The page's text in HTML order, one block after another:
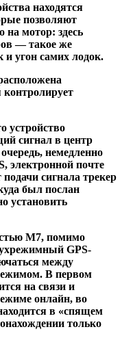
находятся
позволяют
на мотор: здесь
— такое же
и угон самих лодок.
контролирует
устройство
сигнал в центр
немедленно
электронной почте
сигнала трекер
был послан
установить
M7, помимо
GPS-
между
В первом
на связи и
онлайн, во
в «спящем
только